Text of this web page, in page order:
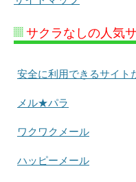
サクラなしの人気
安全に利用できるサイト
メル★パラ
ワクワクメール
ハッピーメール